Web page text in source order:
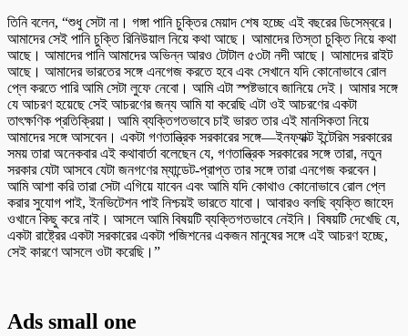
তিনি বলেন, “শুধু সেটা না। গঙ্গা পানি চুক্তির মেয়াদ শেষ হচ্ছে এই বছরের ডিসেম্বরে।
আমাদের সেই পানি চুক্তি রিনিউয়াল নিয়ে কথা আছে। আমাদের তিস্তা চুক্তি নিয়ে কথা
আছে। আমাদের পানি আমাদের অভিন্ন আরও টোটাল ৫৩টা নদী আছে। আমাদের রাইট
আছে। আমাদের ভারতের সঙ্গে এনগেজ করতে হবে এবং সেখানে যদি কোনোভাবে রোল
প্লে করতে পারি আমি সেটা লুফে নেবো। আমি এটা স্পষ্টভাবে জানিয়ে দেই। আমার সঙ্গে
যে আচরণ হয়েছে সেই আচরণের জন্য আমি যা করেছি এটা ওই আচরণের একটা
তাৎক্ষণিক প্রতিক্রিয়া। আমি ব্যক্তিগতভাবে চাই ভারত তার এই মানসিকতা নিয়ে
আমাদের সঙ্গে আসবেন। একটা গণতান্ত্রিক সরকারের সঙ্গে—ইনফ্যাক্ট ইন্টেরিম সরকারের
সময় তারা অনেকবার এই কথাবার্তা বলেছেন যে, গণতান্ত্রিক সরকারের সঙ্গে তারা, নতুন
সরকার যেটা আসবে যেটা জনগণের ম্যান্ডেট-প্রাপ্ত তার সঙ্গে তারা এনগেজ করবেন।
আমি আশা করি তারা সেটা এগিয়ে যাবেন এবং আমি যদি কোথাও কোনোভাবে রোল প্লে
করার সুযোগ পাই, ইনভিটেশন পাই নিশ্চয়ই ভারতে যাবো। আবারও বলছি ব্যক্তি জাহেদ
ওখানে কিছু করে নাই। আসলে আমি বিষয়টি ব্যক্তিগতভাবে নেইনি। বিষয়টি দেখেছি যে,
একটা রাষ্ট্রের একটা সরকারের একটা পজিশনের একজন মানুষের সঙ্গে এই আচরণ হচ্ছে,
সেই কারণে আসলে ওটা করেছি।”
Ads small one